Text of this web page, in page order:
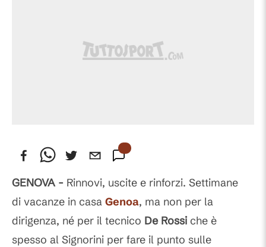
GENOVA - Rinnovi, uscite e rinforzi. Settimane
di vacanze in casa Genoa, ma non per la
dirigenza, né per il tecnico De Rossi che è
spesso al Signorini per fare il punto sulle